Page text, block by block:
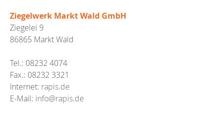
Ziegelwerk Markt Wald GmbH
Ziegelei 9
86865 Markt Wald
Tel.: 08232 4074
Fax.: 08232 3321
Internet: rapis.de
E-Mail: info@rapis.de